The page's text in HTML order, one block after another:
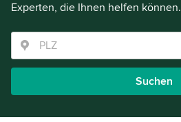
Experten, die Ihnen helfen können.
Suchen